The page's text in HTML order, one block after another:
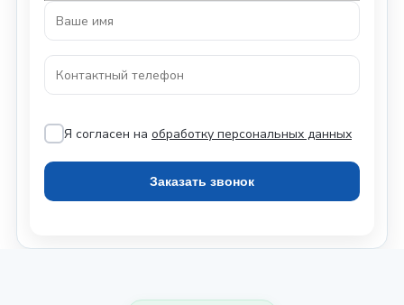
Я согласен на обработку персональных данных